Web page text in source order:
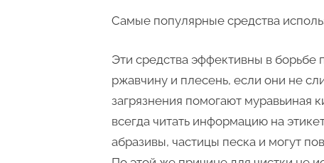
Самые популярные средства
Эти средства эффективны в борьбе
ржавчину и плесень, если они не
загрязнения помогают муравьиная
всегда читать информацию на
абразивы, частицы песка и могут